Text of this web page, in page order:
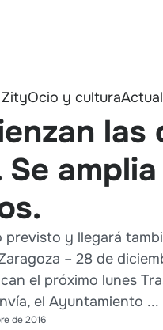
Ocio y cultura
previsto y llegará
– 28 de
el próximo lunes
el Ayuntamiento ...
de 2016